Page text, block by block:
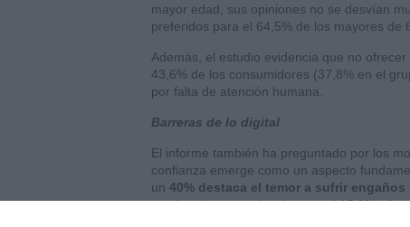
mayor edad, sus opiniones no se desvían
preferidos para el 64,5% de los mayores de
Además, el estudio evidencia que no
43,6% de los consumidores (37,8% en el
por falta de atención humana.
Barreras de lo digital
El informe también ha preguntado por los
confianza emerge como un aspecto
un 40% destaca el temor a sufrir engaños
ayudar si se necesita. Apenas el 15,9%